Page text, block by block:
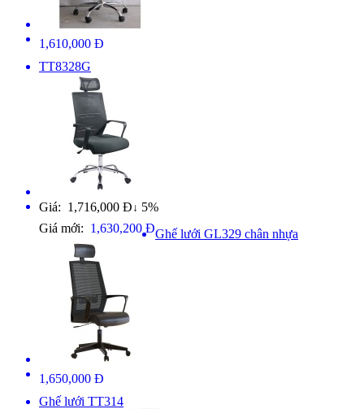
1,610,000 Đ
TT8328G
Giá: 1,716,000 Đ ↓ 5%
Giá mới: 1,630,200 ĐGhế lưới GL329 chân nhựa
1,650,000 Đ
Ghế lưới TT314